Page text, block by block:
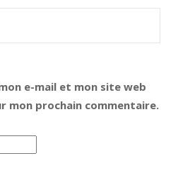
e-mail et mon site web
mon prochain commentaire.